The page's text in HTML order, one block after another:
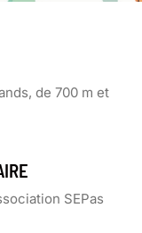
de 700 m et
SEPas